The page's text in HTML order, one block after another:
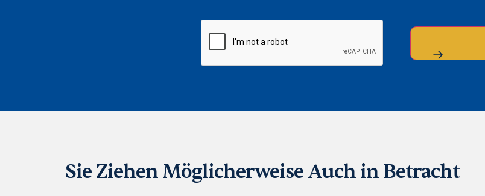
CAPTCHA
Sie Ziehen Möglicherweise Auch in Betracht